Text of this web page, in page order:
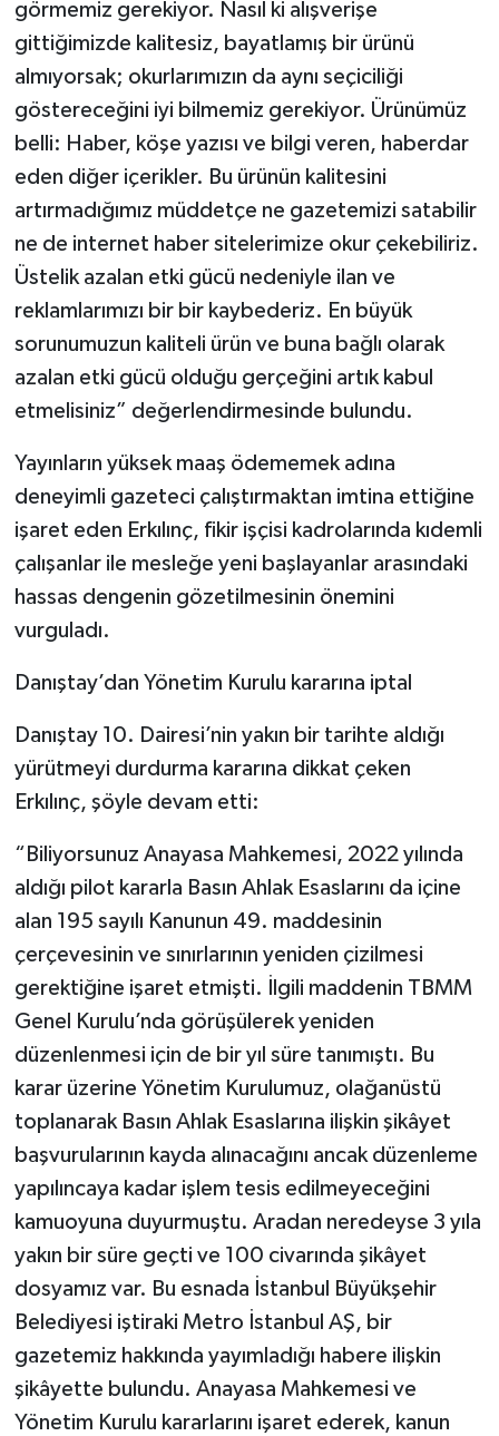
görmemiz gerekiyor. Nasıl ki alışverişe
gittiğimizde kalitesiz, bayatlamış bir ürünü
almıyorsak; okurlarımızın da aynı seçiciliği
göstereceğini iyi bilmemiz gerekiyor. Ürünümüz
belli: Haber, köşe yazısı ve bilgi veren, haberdar
eden diğer içerikler. Bu ürünün kalitesini
artırmadığımız müddetçe ne gazetemizi satabilir
ne de internet haber sitelerimize okur çekebiliriz.
Üstelik azalan etki gücü nedeniyle ilan ve
reklamlarımızı bir bir kaybederiz. En büyük
sorunumuzun kaliteli ürün ve buna bağlı olarak
azalan etki gücü olduğu gerçeğini artık kabul
etmelisiniz” değerlendirmesinde bulundu.
Yayınların yüksek maaş ödememek adına
deneyimli gazeteci çalıştırmaktan imtina ettiğine
işaret eden Erkılınç, fikir işçisi kadrolarında kıdemli
çalışanlar ile mesleğe yeni başlayanlar arasındaki
hassas dengenin gözetilmesinin önemini
vurguladı.
Danıştay’dan Yönetim Kurulu kararına iptal
Danıştay 10. Dairesi’nin yakın bir tarihte aldığı
yürütmeyi durdurma kararına dikkat çeken
Erkılınç, şöyle devam etti:
“Biliyorsunuz Anayasa Mahkemesi, 2022 yılında
aldığı pilot kararla Basın Ahlak Esaslarını da içine
alan 195 sayılı Kanunun 49. maddesinin
çerçevesinin ve sınırlarının yeniden çizilmesi
gerektiğine işaret etmişti. İlgili maddenin TBMM
Genel Kurulu’nda görüşülerek yeniden
düzenlenmesi için de bir yıl süre tanımıştı. Bu
karar üzerine Yönetim Kurulumuz, olağanüstü
toplanarak Basın Ahlak Esaslarına ilişkin şikâyet
başvurularının kayda alınacağını ancak düzenleme
yapılıncaya kadar işlem tesis edilmeyeceğini
kamuoyuna duyurmuştu. Aradan neredeyse 3 yıla
yakın bir süre geçti ve 100 civarında şikâyet
dosyamız var. Bu esnada İstanbul Büyükşehir
Belediyesi iştiraki Metro İstanbul AŞ, bir
gazetemiz hakkında yayımladığı habere ilişkin
şikâyette bulundu. Anayasa Mahkemesi ve
Yönetim Kurulu kararlarını işaret ederek, kanun